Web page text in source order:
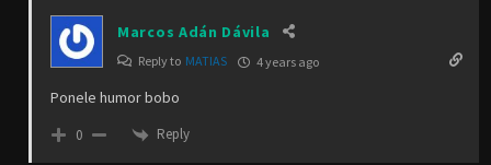
Marcos Adán Dávila
Reply to MATIAS 4 years ago
Ponele humor bobo
0 Reply